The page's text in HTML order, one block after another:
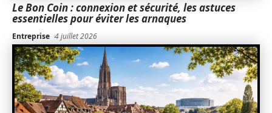
Le Bon Coin : connexion et sécurité, les astuces
essentielles pour éviter les arnaques
Entreprise 4 juillet 2026